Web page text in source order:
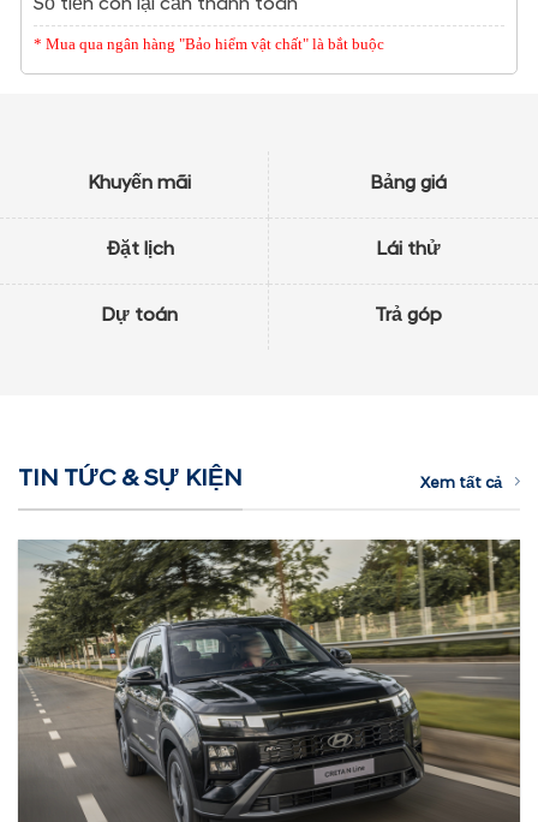
Số tiền còn lại cần thanh toán
* Mua qua ngân hàng "Bảo hiểm vật chất" là bắt buộc
Khuyến mãi Bảng giá
Đặt lịch Lái thử
Dự toán Trả góp
TIN TỨC & SỰ KIỆN Xem tất cả